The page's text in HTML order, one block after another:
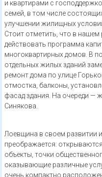
и квартирами с
семей, в том числе
улучшении жилищных
Стоит отметить, что в
действовать программа
многоквартирных домов. В
отдельных жилых зданий
ремонт дома по улице
отмостка, балконы,
фасад здания. На очереди —
Синякова.
Лоевщина в своем развитии
преображается:
объекты, точки
оказывающие различные
очень компактно